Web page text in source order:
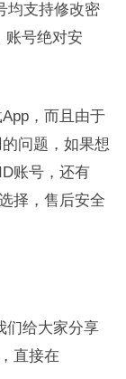
均支持修改密
账号绝对安
，而且由于
问题，如果想
账号，还有
择，售后安全
们给大家分享
直接在